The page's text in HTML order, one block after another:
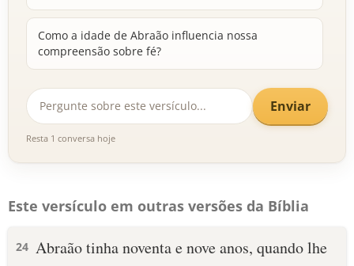
Como a idade de Abraão influencia nossa
compreensão sobre fé?
Enviar
Resta 1 conversa hoje
Este versículo em outras versões da Bíblia
24 Abraão tinha noventa e nove anos, quando lhe